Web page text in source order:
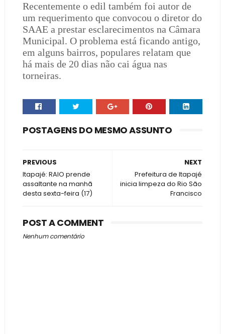
Recentemente o edil também foi autor de
um requerimento que convocou o diretor do
SAAE a prestar esclarecimentos na Câmara
Municipal. O problema está ficando antigo,
em alguns bairros, populares relatam que
há mais de 20 dias não cai água nas
torneiras.
POSTAGENS DO MESMO ASSUNTO
NEXT
Prefeitura de Itapajé
inicia limpeza do Rio São
Francisco
PREVIOUS
Itapajé: RAIO prende
assaltante na manhã
desta sexta-feira (17)
POST A COMMENT
Nenhum comentário